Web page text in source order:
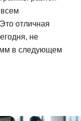
отличная
не
в следующем